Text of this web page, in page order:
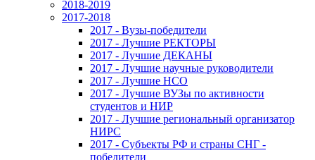
2018-2019
2017-2018
2017 - Вузы-победители
2017 - Лучшие РЕКТОРЫ
2017 - Лучшие ДЕКАНЫ
2017 - Лучшие научные руководители
2017 - Лучшие НСО
2017 - Лучшие ВУЗы по активности
студентов и НИР
2017 - Лучшие региональный организатор
НИРС
2017 - Субъекты РФ и страны СНГ -
победители